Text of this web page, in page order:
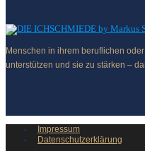
Menschen in ihrem beruflichen
unterstützen und sie zu stärken –
Impressum
Datenschutzerklärung